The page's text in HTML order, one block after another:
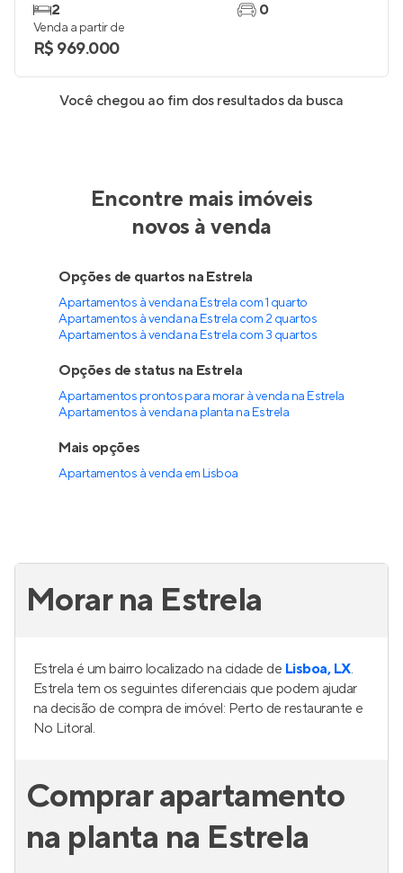
2
0
Venda a partir de
R$ 969.000
Você chegou ao fim dos resultados da busca
Encontre mais imóveis
novos à venda
Opções de quartos na Estrela
Apartamentos à venda na Estrela com 1 quarto
Apartamentos à venda na Estrela com 2 quartos
Apartamentos à venda na Estrela com 3 quartos
Opções de status na Estrela
Apartamentos prontos para morar à venda na Estrela
Apartamentos à venda na planta na Estrela
Mais opções
Apartamentos à venda em Lisboa
Morar na Estrela
Estrela é um bairro localizado na cidade de Lisboa, LX.
Estrela tem os seguintes diferenciais que podem ajudar
na decisão de compra de imóvel: Perto de restaurante e
No Litoral.
Comprar apartamento
na planta na Estrela